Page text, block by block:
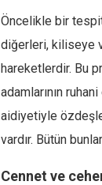
Öncelikle bir
diğerleri, kiliseye
hareketlerdir. Bu
adamlarının
aidiyetiyle
vardır. Bütün
Cennet ve